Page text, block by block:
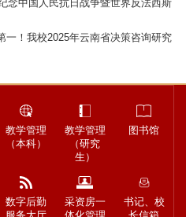
念中国人民抗日战争暨世界反法西斯
一！我校2025年云南省决策咨询研究
教学管理
（本科）
教学管理
（研究
生）
图书馆
数字后勤
采资房一
书记、校